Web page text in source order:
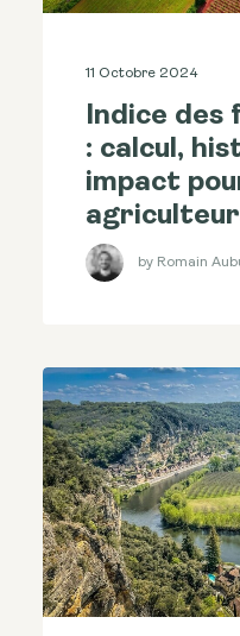
11 Octobre 2024
Indice des
: calcul,
impact
by Romain